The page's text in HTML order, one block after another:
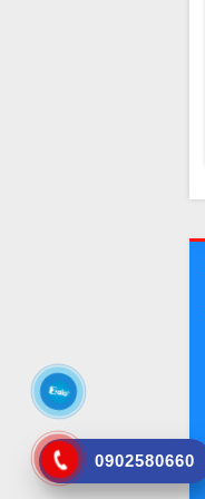
0902580660